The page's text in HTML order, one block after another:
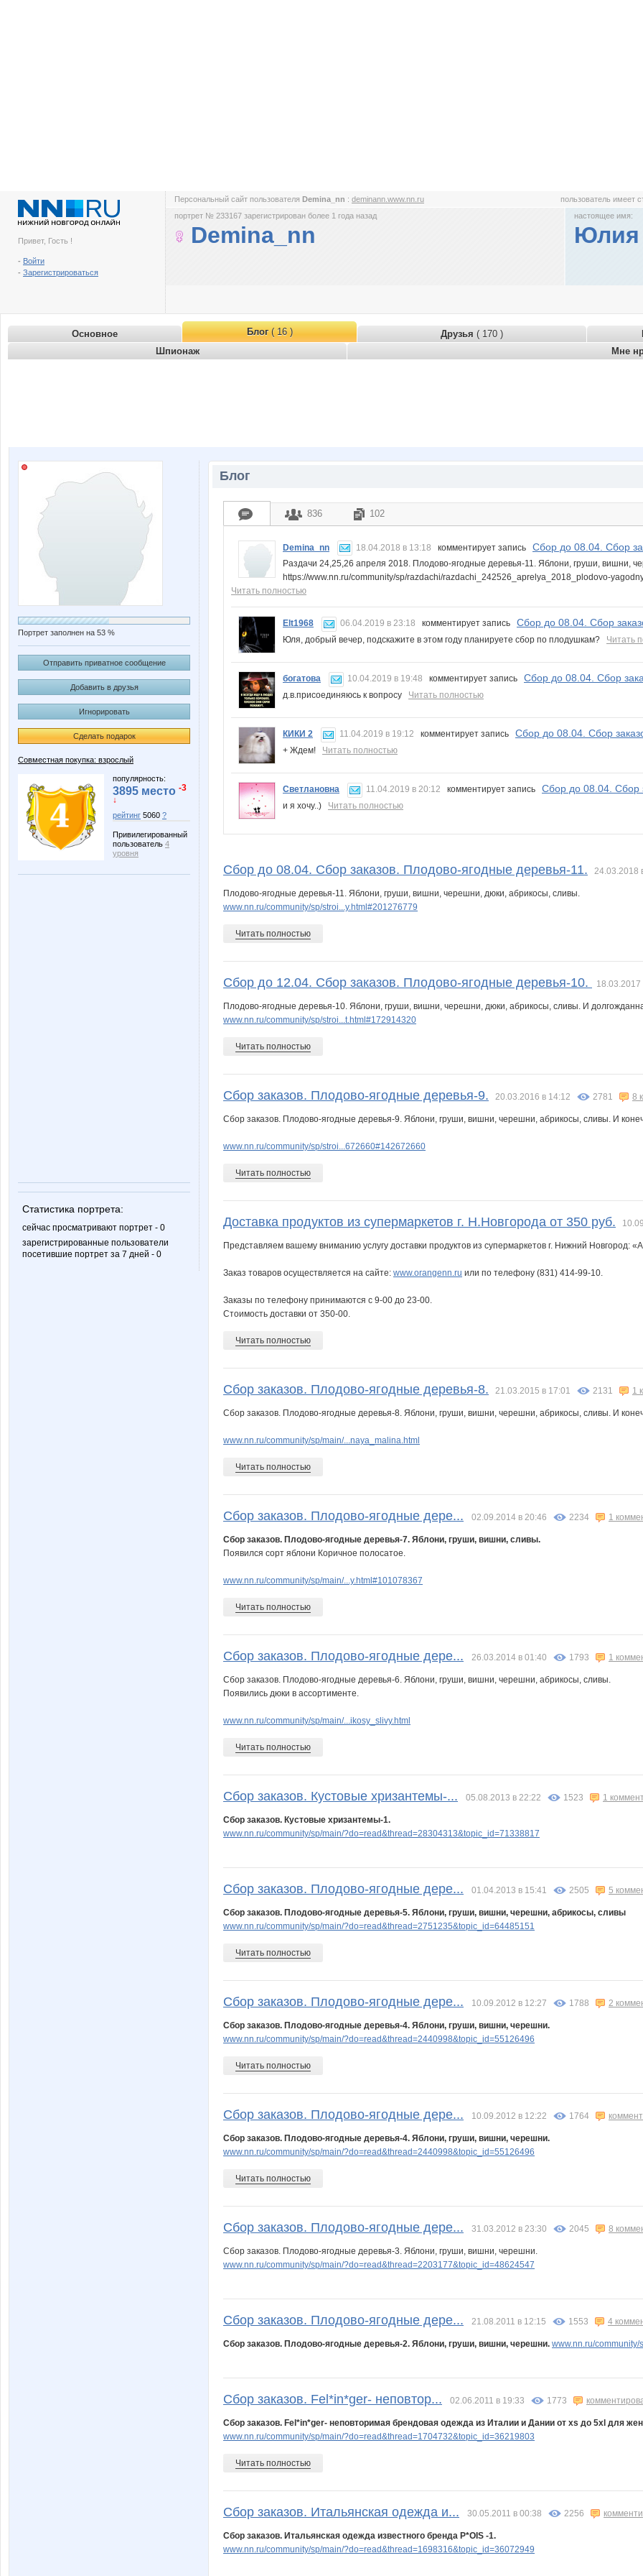
Привет, Гость !
- Войти
- Зарегистрироваться
Персональный сайт пользователя Demina_nn : deminann.www.nn.ru пользователь имеет
портрет № 233167 зарегистрирован более 1 года назад
Demina_nn
настоящее имя:
Юлия
Основное Блог( 16 ) Друзья ( 170 )
Шпионаж
Мне
Портрет заполнен на 53 %
Отправить приватное сообщение
Добавить в друзья
Игнорировать
Сделать подарок
Совместная покупка: взрослый
популярность:
3895 место -3
↓
рейтинг 5060 ?
Привилегированный
пользователь 4
уровня
Статистика портрета:
сейчас просматривают портрет - 0
зарегистрированные пользователи
посетившие портрет за 7 дней - 0
Блог
836 102
Demina_nn 18.04.2018 в 13:18 комментирует запись Сбор до 08.04. Сбор
Раздачи 24,25,26 апреля 2018. Плодово-ягодные деревья-11. Яблони, груши, вишни,
https://www.nn.ru/community/sp/razdachi/razdachi_242526_aprelya_2018_plodovo-
Читать полностью
Elt1968 06.04.2019 в 23:18 комментирует запись Сбор до 08.04. Сбор
Юля, добрый вечер, подскажите в этом году планируете сбор по плодушкам? Читать
богатова 10.04.2019 в 19:48 комментирует запись Сбор до 08.04. Сбор
д.в.присоединяюсь к вопросу Читать полностью
КИКИ 2 11.04.2019 в 19:12 комментирует запись Сбор до 08.04. Сбор
+ Ждем! Читать полностью
Светлановна 11.04.2019 в 20:12 комментирует запись Сбор до 08.04. Сбор
и я хочу..) Читать полностью
Сбор до 08.04. Сбор заказов. Плодово-ягодные деревья-11. 24.03.2018
Плодово-ягодные деревья-11. Яблони, груши, вишни, черешни, дюки, абрикосы, сливы.
www.nn.ru/community/sp/stroi...y.html#201276779
Читать полностью
Сбор до 12.04. Сбор заказов. Плодово-ягодные деревья-10. 18.03.2017
Плодово-ягодные деревья-10. Яблони, груши, вишни, черешни, дюки, абрикосы, сливы. И
www.nn.ru/community/sp/stroi...t.html#172914320
Читать полностью
Сбор заказов. Плодово-ягодные деревья-9. 20.03.2016 в 14:12 2781 8
Сбор заказов. Плодово-ягодные деревья-9. Яблони, груши, вишни, черешни, абрикосы, сливы. И
www.nn.ru/community/sp/stroi...672660#142672660
Читать полностью
Доставка продуктов из супермаркетов г. Н.Новгорода от 350 руб.
Представляем вашему вниманию услугу доставки продуктов из супермаркетов г. Нижний Новгород:
Заказ товаров осуществляется на сайте: www.orangenn.ru или по телефону (831) 414-99-10.
Заказы по телефону принимаются с 9-00 до 23-00.
Стоимость доставки от 350-00.
Читать полностью
Сбор заказов. Плодово-ягодные деревья-8. 21.03.2015 в 17:01 2131 1
Сбор заказов. Плодово-ягодные деревья-8. Яблони, груши, вишни, черешни, абрикосы, сливы. И
www.nn.ru/community/sp/main/...naya_malina.html
Читать полностью
Сбор заказов. Плодово-ягодные дере... 02.09.2014 в 20:46 2234 1
Сбор заказов. Плодово-ягодные деревья-7. Яблони, груши, вишни, сливы.
Появился сорт яблони Коричное полосатое.
www.nn.ru/community/sp/main/...y.html#101078367
Читать полностью
Сбор заказов. Плодово-ягодные дере... 26.03.2014 в 01:40 1793 1
Сбор заказов. Плодово-ягодные деревья-6. Яблони, груши, вишни, черешни, абрикосы, сливы.
Появились дюки в ассортименте.
www.nn.ru/community/sp/main/...ikosy_slivy.html
Читать полностью
Сбор заказов. Кустовые хризантемы-... 05.08.2013 в 22:22 1523 1
Сбор заказов. Кустовые хризантемы-1.
www.nn.ru/community/sp/main/?do=read&thread=28304313&topic_id=71338817
Сбор заказов. Плодово-ягодные дере... 01.04.2013 в 15:41 2505 5
Сбор заказов. Плодово-ягодные деревья-5. Яблони, груши, вишни, черешни, абрикосы, сливы
www.nn.ru/community/sp/main/?do=read&thread=2751235&topic_id=64485151
Читать полностью
Сбор заказов. Плодово-ягодные дере... 10.09.2012 в 12:27 1788 2
Сбор заказов. Плодово-ягодные деревья-4. Яблони, груши, вишни, черешни.
www.nn.ru/community/sp/main/?do=read&thread=2440998&topic_id=55126496
Читать полностью
Сбор заказов. Плодово-ягодные дере... 10.09.2012 в 12:22 1764
Сбор заказов. Плодово-ягодные деревья-4. Яблони, груши, вишни, черешни.
www.nn.ru/community/sp/main/?do=read&thread=2440998&topic_id=55126496
Читать полностью
Сбор заказов. Плодово-ягодные дере... 31.03.2012 в 23:30 2045 8
Сбор заказов. Плодово-ягодные деревья-3. Яблони, груши, вишни, черешни.
www.nn.ru/community/sp/main/?do=read&thread=2203177&topic_id=48624547
Сбор заказов. Плодово-ягодные дере... 21.08.2011 в 12:15 1553 4
Сбор заказов. Плодово-ягодные деревья-2. Яблони, груши, вишни, черешни. www.nn.ru/
Сбор заказов. Fel*in*ger- неповтор... 02.06.2011 в 19:33 1773
Сбор заказов. Fel*in*ger- неповторимая брендовая одежда из Италии и Дании от xs до 5xl для
www.nn.ru/community/sp/main/?do=read&thread=1704732&topic_id=36219803
Читать полностью
Сбор заказов. Итальянская одежда и... 30.05.2011 в 00:38 2256
Сбор заказов. Итальянская одежда известного бренда P*OIS -1.
www.nn.ru/community/sp/main/?do=read&thread=1698316&topic_id=36072949